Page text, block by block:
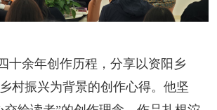
十余年创作历程，分享以资阳乡
村振兴为背景的创作心得。他坚